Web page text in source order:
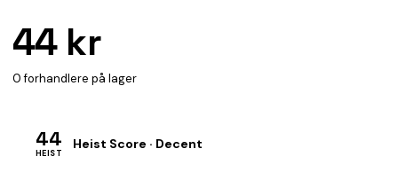
44 kr
0 forhandlere på lager
44
HEIST
Heist Score · Decent